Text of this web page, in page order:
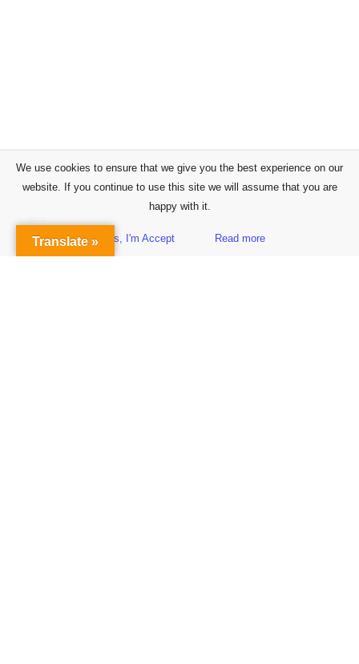
Sidebar
We use cookies to ensure that we give you the best experience on our
website. If you continue to use this site we will assume that you are
happy with it.
Yes, I'm Accept Read more
Translate »